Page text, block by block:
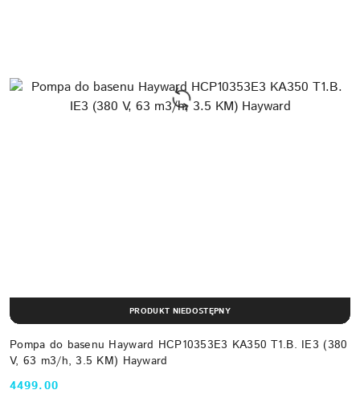
Pompa do basenu Hayward HCP10353E3 KA350 T1.B. IE3 (380
V, 63 m3/h, 3.5 KM) Hayward
4499.00
PRODUKT NIEDOSTĘPNY